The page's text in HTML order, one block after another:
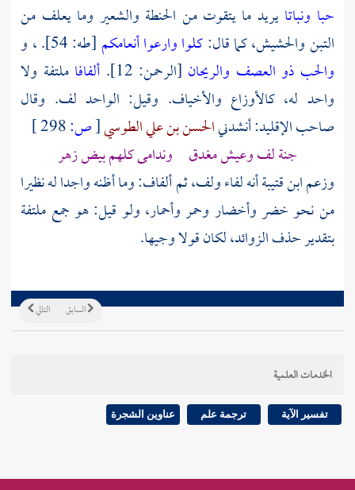
حبا ونباتايريد ما يتقوت من الحنطة والشعير وما يعلف من
التبن والحشيش، كما قال:كلوا وارعوا أنعامكم [طه: 54]. ، و
والحب ذو العصف والريحان [الرحمن: 12]. ألفافاملتفة ولا
واحد له، كالأوزاع والأخياف. وقيل: الواحد لف. وقال
صاحب الإقليد: أنشدنيالحسن بن علي الطوسي[ص:
جنة لف وعيش مغدق وندامى كلهم بيض زهر
وزعم ابن قتيبة أنه لفاء ولف، ثم ألفاف: وما أظنه واجدا له نظيرا
من نحو خضر وأخضار وحمر وأحمار، ولو قيل: هو جمع ملتفة
بتقدير حذف الزوائد، لكان قولا وجيها.
التالي السابق
الخدمات العلمية
تفسير الآية ترجمة علم عناوين الشجرة